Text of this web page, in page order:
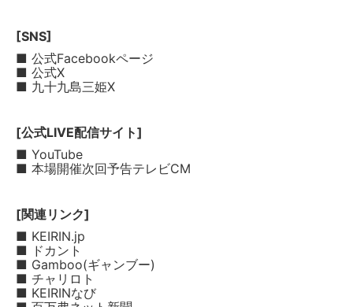
[SNS]
■ 公式Facebookページ
■ 公式X
■ 九十九島三姫X
[公式LIVE配信サイト]
■ YouTube
■ 本場開催次回予告テレビCM
[関連リンク]
■ KEIRIN.jp
■ ドカント
■ Gamboo(ギャンブー)
■ チャリロト
■ KEIRINなび